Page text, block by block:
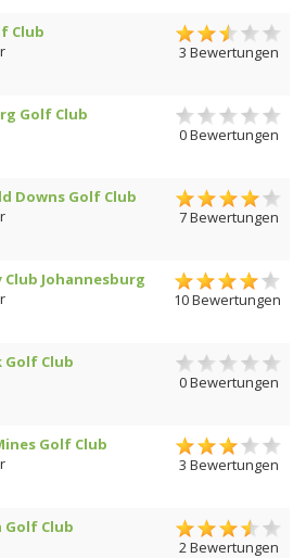
Club
3 Bewertungen
Golf Club
0 Bewertungen
Downs Golf Club
7 Bewertungen
Club Johannesburg
10 Bewertungen
Golf Club
0 Bewertungen
Golf Club
3 Bewertungen
Golf Club
2 Bewertungen